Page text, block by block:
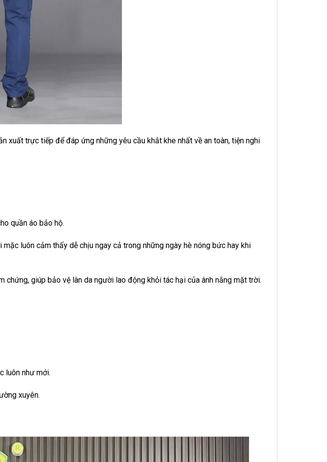
xuất trực tiếp để đáp ứng những yêu cầu khắt khe nhất về an toàn, tiện nghi
quần áo bảo hộ.
luôn cảm thấy dễ chịu ngay cả trong những ngày hè nóng bức hay khi
giúp bảo vệ làn da người lao động khỏi tác hại của ánh nắng mặt trời.
luôn như mới.
xuyên.